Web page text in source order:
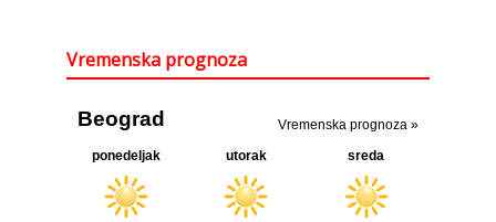
Vremenska prognoza